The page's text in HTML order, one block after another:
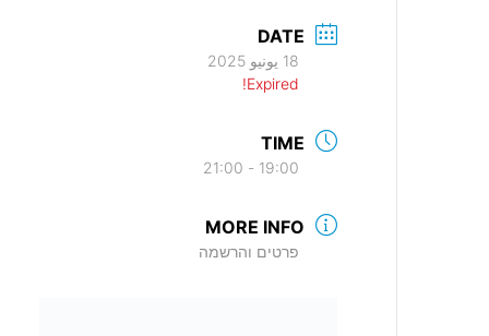
DATE
Expired!
TIME
19:00 - 21:00
MORE INFO
פרטים והרשמה